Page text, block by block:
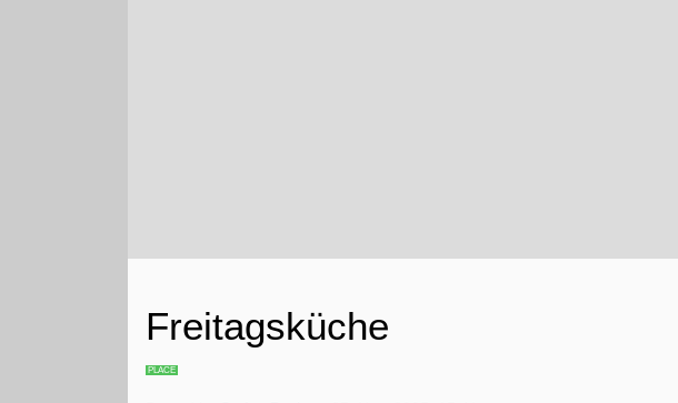
Freitagsküche
PLACE